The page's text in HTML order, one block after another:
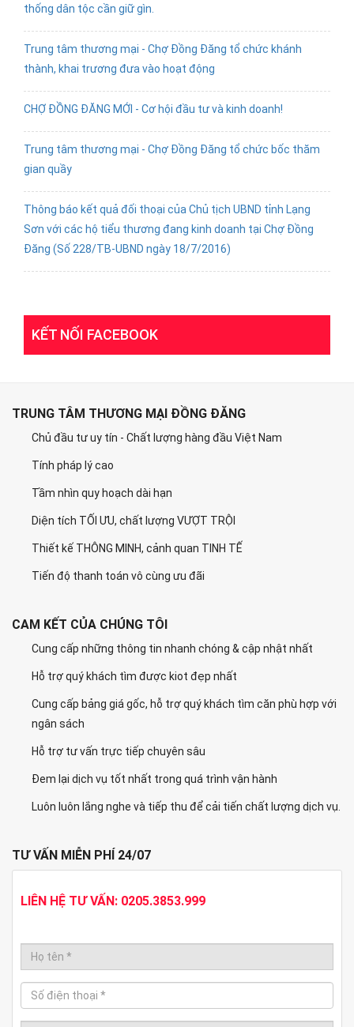
thống dân tộc cần giữ gìn.
Trung tâm thương mại - Chợ Đồng Đăng tổ chức khánh
thành, khai trương đưa vào hoạt động
CHỢ ĐỒNG ĐĂNG MỚI - Cơ hội đầu tư và kinh doanh!
Trung tâm thương mại - Chợ Đồng Đăng tổ chức bốc thăm
gian quầy
Thông báo kết quả đối thoại của Chủ tịch UBND tỉnh Lạng
Sơn với các hộ tiểu thương đang kinh doanh tại Chợ Đồng
Đăng (Số 228/TB-UBND ngày 18/7/2016)
KẾT NỐI FACEBOOK
TRUNG TÂM THƯƠNG MẠI ĐỒNG ĐĂNG
Chủ đầu tư uy tín - Chất lượng hàng đầu Việt Nam
Tính pháp lý cao
Tầm nhìn quy hoạch dài hạn
Diện tích TỐI ƯU, chất lượng VƯỢT TRỘI
Thiết kế THÔNG MINH, cảnh quan TINH TẾ
Tiến độ thanh toán vô cùng ưu đãi
CAM KẾT CỦA CHÚNG TÔI
Cung cấp những thông tin nhanh chóng & cập nhật nhất
Hỗ trợ quý khách tìm được kiot đẹp nhất
Cung cấp bảng giá gốc, hỗ trợ quý khách tìm căn phù hợp với
ngân sách
Hỗ trợ tư vấn trực tiếp chuyên sâu
Đem lại dịch vụ tốt nhất trong quá trình vận hành
Luôn luôn lắng nghe và tiếp thu để cải tiến chất lượng dịch vụ.
TƯ VẤN MIỄN PHÍ 24/07
LIÊN HỆ TƯ VẤN: 0205.3853.999